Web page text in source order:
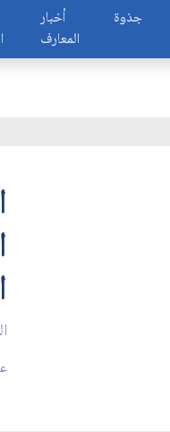
أخبار
المعارف
جذوة